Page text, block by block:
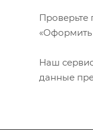
Проверьте
«Оформить
Наш
данные